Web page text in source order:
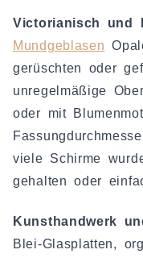
Victorianisch und
Mundgeblasen
gerüschten oder
unregelmäßige
oder mit
viele Schirme
gehalten oder
Kunsthandwerk
Blei-Glasplatten,